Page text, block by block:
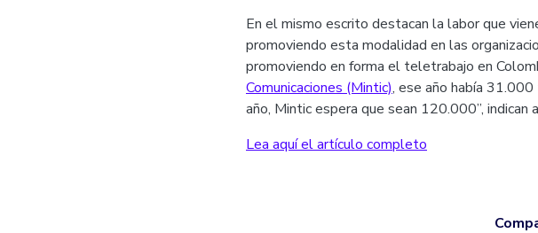
En el mismo escrito destacan la labor que
promoviendo esta modalidad en las
promoviendo en forma el teletrabajo en
Comunicaciones (Mintic), ese año había
año, Mintic espera que sean 120.000”, indican
Lea aquí el artículo completo